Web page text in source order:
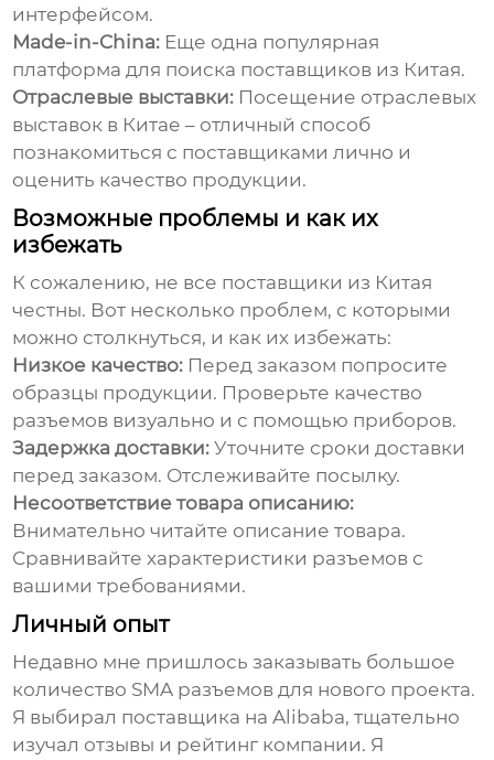
интерфейсом.
Made-in-China: Еще одна популярная
платформа для поиска поставщиков из Китая.
Отраслевые выставки: Посещение отраслевых
выставок в Китае – отличный способ
познакомиться с поставщиками лично и
оценить качество продукции.
Возможные проблемы и как их
избежать
К сожалению, не все поставщики из Китая
честны. Вот несколько проблем, с которыми
можно столкнуться, и как их избежать:
Низкое качество: Перед заказом попросите
образцы продукции. Проверьте качество
разъемов визуально и с помощью приборов.
Задержка доставки: Уточните сроки доставки
перед заказом. Отслеживайте посылку.
Несоответствие товара описанию:
Внимательно читайте описание товара.
Сравнивайте характеристики разъемов с
вашими требованиями.
Личный опыт
Недавно мне пришлось заказывать большое
количество SMA разъемов для нового проекта.
Я выбирал поставщика на Alibaba, тщательно
изучал отзывы и рейтинг компании. Я